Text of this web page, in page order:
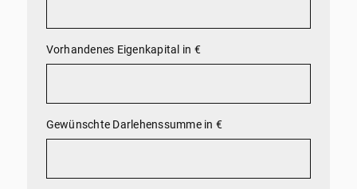
Vorhandenes Eigenkapital in €
Gewünschte Darlehenssumme in €